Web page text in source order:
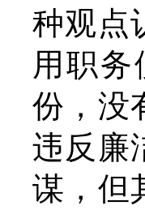
种观点
用职
份，没
违反廉
谋，但